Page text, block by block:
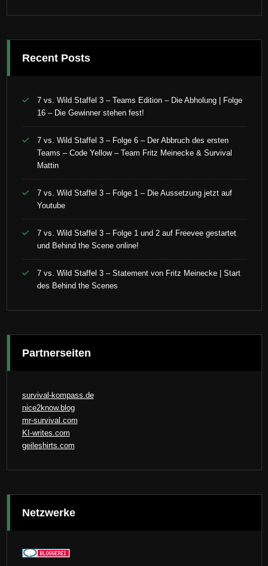
Recent Posts
7 vs. Wild Staffel 3 – Teams Edition – Die Abholung | Folge
16 – Die Gewinner stehen fest!
7 vs. Wild Staffel 3 – Folge 6 – Der Abbruch des ersten
Teams – Code Yellow – Team Fritz Meinecke & Survival
Mattin
7 vs. Wild Staffel 3 – Folge 1 – Die Aussetzung jetzt auf
Youtube
7 vs. Wild Staffel 3 – Folge 1 und 2 auf Freevee gestartet
und Behind the Scene online!
7 vs. Wild Staffel 3 – Statement von Fritz Meinecke | Start
des Behind the Scenes
Partnerseiten
survival-kompass.de
nice2know.blog
mr-survival.com
KI-writes.com
geileshirts.com
Netzwerke